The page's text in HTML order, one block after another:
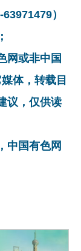
）
网或非中国
体，转载目
议，仅供读
中国有色网